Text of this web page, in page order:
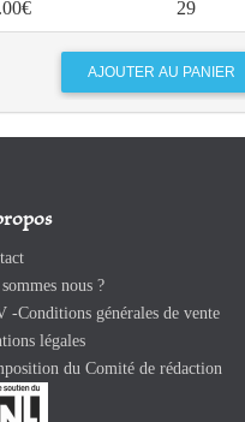
29
nous ?
-Conditions générales de vente
légales
du Comité de rédaction